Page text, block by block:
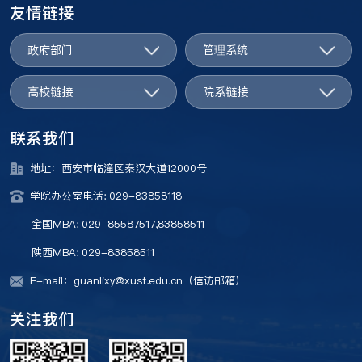
友情链接
政府部门 管理系统
高校链接 院系链接
联系我们
地址：西安市临潼区秦汉大道12000号
学院办公室电话: 029-83858118
全国MBA: 029-85587517,83858511
陕西MBA: 029-83858511
E-mail：guanlixy@xust.edu.cn（信访邮箱）
关注我们